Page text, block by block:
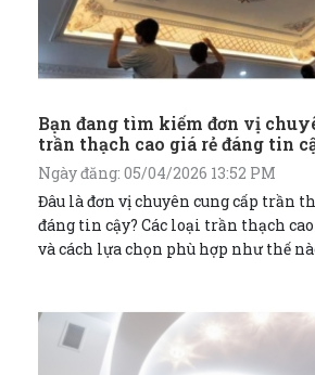
Bạn đang tìm kiếm đơn vị
trần thạch cao giá rẻ đáng tin
Ngày đăng: 05/04/2026 13:52 PM
Đâu là đơn vị chuyên cung cấp trần
đáng tin cậy? Các loại trần thạch
và cách lựa chọn phù hợp như thế